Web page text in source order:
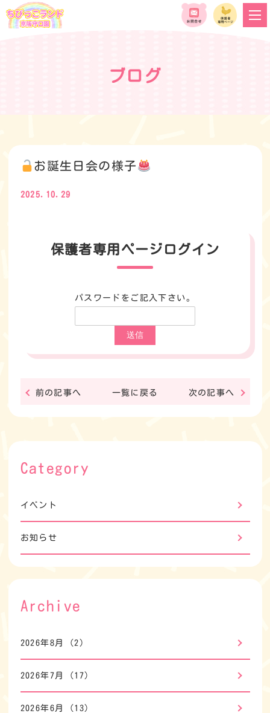
ブログ
お誕生日会の様子
2025.10.29
保護者専用ページログイン
パスワードをご記入下さい。
前の記事へ 一覧に戻る 次の記事へ
Category
イベント
お知らせ
Archive
2026年8月 (2)
2026年7月 (17)
2026年6月 (13)